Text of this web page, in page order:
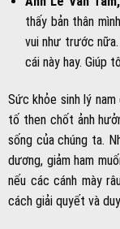
thấy bản thân
vui như trước
cái này hay. Giúp
Sức khỏe sinh lý
tố then chốt ảnh
sống của chúng ta.
dương, giảm ham
nếu các cánh mày
cách giải quyết và